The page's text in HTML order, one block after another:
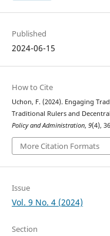
Published
2024-06-15
How to Cite
Uchon, F. (2024). Engaging
Traditional Rulers and
Policy and Administration, 9(4),
More Citation Formats
Issue
Vol. 9 No. 4 (2024)
Section